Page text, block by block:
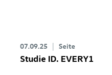
07.09.25 Seite
Studie ID. EVERY1